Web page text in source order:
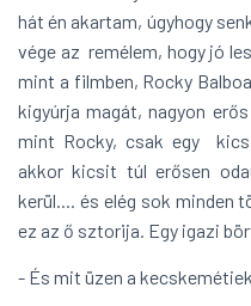
hát én akartam, úgyhogy
vége az remélem, hogy jó
mint a filmben, Rocky
kigyúrja magát, nagyon
mint Rocky, csak egy
akkor kicsit túl erősen
kerül.... és elég sok minden
ez az ő sztorija. Egy igazi
- És mit üzen a